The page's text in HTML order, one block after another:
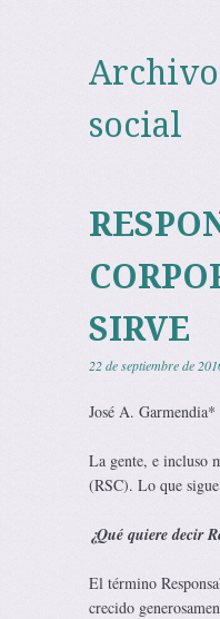
social
SIRVE
22 de septiembre de
José A. Garmendia*
La gente, e incluso
(RSC). Lo que
¿Qué quiere decir
El término
crecido